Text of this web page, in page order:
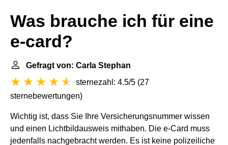
Was brauche ich für eine
e-card?
Gefragt von: Carla Stephan
sternezahl: 4.5/5 (27
sternebewertungen)
Wichtig ist, dass Sie Ihre Versicherungsnummer wissen
und einen Lichtbildausweis mithaben. Die e-Card muss
jedenfalls nachgebracht werden. Es ist keine polizeiliche